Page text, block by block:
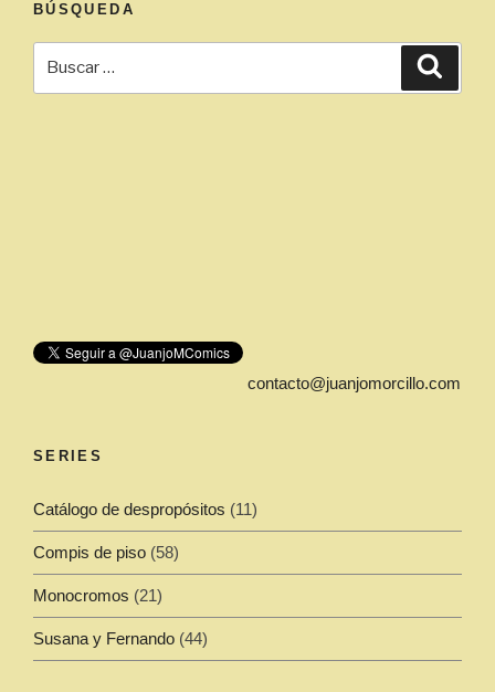
BÚSQUEDA
contacto@juanjomorcillo.com
SERIES
Catálogo de despropósitos (11)
Compis de piso (58)
Monocromos (21)
Susana y Fernando (44)